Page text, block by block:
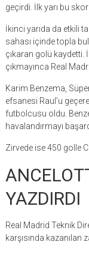
geçirdi. İlk yarı bu
İkinci yarıda da etkili
sahası içinde topla
çıkaran golü kaydetti.
çıkmayınca Real
Karim Benzema,
efsanesi Raul’u
futbolcusu oldu.
havalandırmayı
Zirvede ise 450 golle
YAZDIRDI
Real Madrid Teknik
karşısında kazanılan